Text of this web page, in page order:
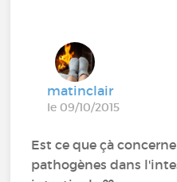
matinclair
le 09/10/2015
Est ce que çà
pathogènes dans